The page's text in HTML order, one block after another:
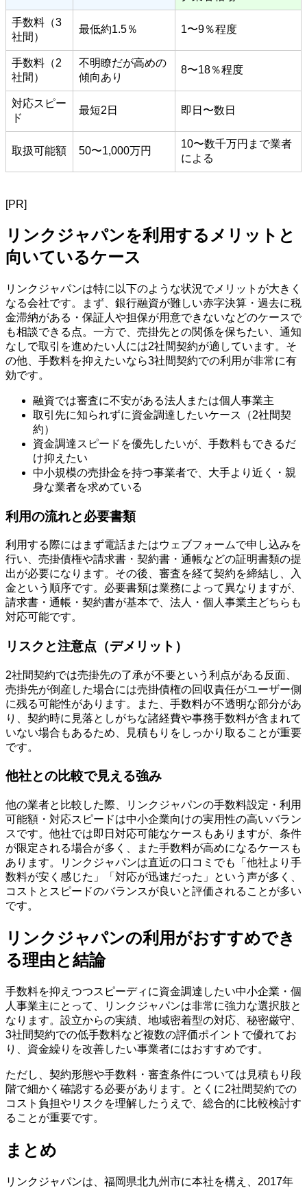
手数料（3
社間）
最低約1.5％ 1〜9％程度
手数料（2
社間）
不明瞭だが高めの
傾向あり
8〜18％程度
対応スピー
ド
最短2日 即日〜数日
取扱可能額 50〜1,000万円
10〜数千万円まで業者
による
[PR]
リンクジャパンを利用するメリットと
向いているケース
リンクジャパンは特に以下のような状況でメリットが大きく
なる会社です。まず、銀行融資が難しい赤字決算・過去に税
金滞納がある・保証人や担保が用意できないなどのケースで
も相談できる点。一方で、売掛先との関係を保ちたい、通知
なしで取引を進めたい人には2社間契約が適しています。そ
の他、手数料を抑えたいなら3社間契約での利用が非常に有
効です。
融資では審査に不安がある法人または個人事業主
取引先に知られずに資金調達したいケース（2社間契
約）
資金調達スピードを優先したいが、手数料もできるだ
け抑えたい
中小規模の売掛金を持つ事業者で、大手より近く・親
身な業者を求めている
利用の流れと必要書類
利用する際にはまず電話またはウェブフォームで申し込みを
行い、売掛債権や請求書・契約書・通帳などの証明書類の提
出が必要になります。その後、審査を経て契約を締結し、入
金という順序です。必要書類は業務によって異なりますが、
請求書・通帳・契約書が基本で、法人・個人事業主どちらも
対応可能です。
リスクと注意点（デメリット）
2社間契約では売掛先の了承が不要という利点がある反面、
売掛先が倒産した場合には売掛債権の回収責任がユーザー側
に残る可能性があります。また、手数料が不透明な部分があ
り、契約時に見落としがちな諸経費や事務手数料が含まれて
いない場合もあるため、見積もりをしっかり取ることが重要
です。
他社との比較で見える強み
他の業者と比較した際、リンクジャパンの手数料設定・利用
可能額・対応スピードは中小企業向けの実用性の高いバラン
スです。他社では即日対応可能なケースもありますが、条件
が限定される場合が多く、また手数料が高めになるケースも
あります。リンクジャパンは直近の口コミでも「他社より手
数料が安く感じた」「対応が迅速だった」という声が多く、
コストとスピードのバランスが良いと評価されることが多い
です。
リンクジャパンの利用がおすすめでき
る理由と結論
手数料を抑えつつスピーディに資金調達したい中小企業・個
人事業主にとって、リンクジャパンは非常に強力な選択肢と
なります。設立からの実績、地域密着型の対応、秘密厳守、
3社間契約での低手数料など複数の評価ポイントで優れてお
り、資金繰りを改善したい事業者にはおすすめです。
ただし、契約形態や手数料・審査条件については見積もり段
階で細かく確認する必要があります。とくに2社間契約での
コスト負担やリスクを理解したうえで、総合的に比較検討す
ることが重要です。
まとめ
リンクジャパンは、福岡県北九州市に本社を構え、2017年